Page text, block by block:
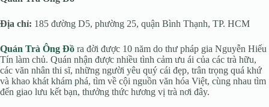
Địa chỉ: 185 đường D5, phường 25, quận Bình Thạnh, TP. HCM
Quán Trà Ông Đồ ra đời được 10 năm do thư pháp gia Nguyễn Hiếu
Tín làm chủ. Quán nhận được nhiều tình cảm ưu ái của các trà hữu,
các văn nhân thi sĩ, những người yêu quý cái đẹp, trân trọng quá khứ
và khao khát khám phá, tìm về cội nguồn văn hóa Việt, cùng nhau tìm
đến giao lưu kết bạn, thưởng thức hương vị trà nơi đây.